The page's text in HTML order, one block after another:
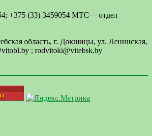
+375 (33) 3459054 МТС— отдел
область, г. Докшицы, ул. Ленинская,
; rodvitoki@vitebsk.by